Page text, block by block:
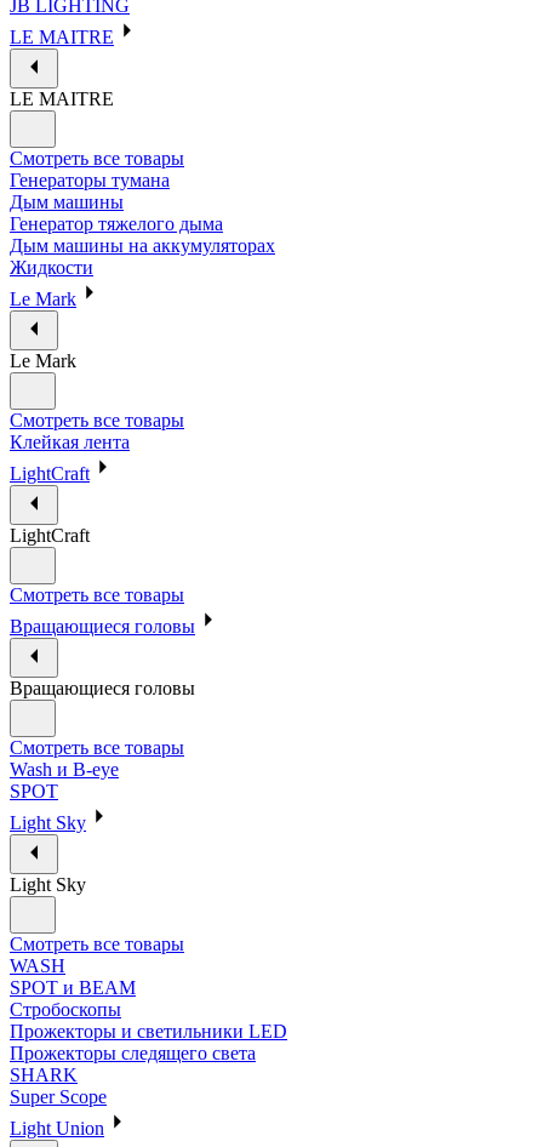
JB LIGHTING
LE MAITRE
LE MAITRE
Смотреть все товары
Генераторы тумана
Дым машины
Генератор тяжелого дыма
Дым машины на аккумуляторах
Жидкости
Le Mark
Le Mark
Смотреть все товары
Клейкая лента
LightCraft
LightCraft
Смотреть все товары
Вращающиеся головы
Вращающиеся головы
Смотреть все товары
Wash и B-eye
SPOT
Light Sky
Light Sky
Смотреть все товары
WASH
SPOT и BEAM
Стробоскопы
Прожекторы и светильники LED
Прожекторы следящего света
SHARK
Super Scope
Light Union